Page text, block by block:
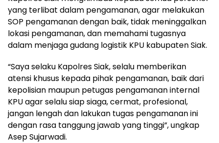
yang terlibat dalam pengamanan, agar melakukan
SOP pengamanan dengan baik, tidak meninggalkan
lokasi pengamanan, dan memahami tugasnya
dalam menjaga gudang logistik KPU kabupaten Siak.
“Saya selaku Kapolres Siak, selalu memberikan
atensi khusus kepada pihak pengamanan, baik dari
kepolisian maupun petugas pengamanan internal
KPU agar selalu siap siaga, cermat, profesional,
jangan lengah dan lakukan tugas pengamanan ini
dengan rasa tanggung jawab yang tinggi”, ungkap
Asep Sujarwadi.